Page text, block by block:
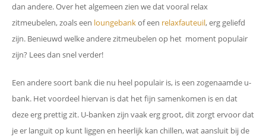
dan andere. Over het algemeen zien we dat vooral relax
zitmeubelen, zoals een loungebankof een relaxfauteuil, erg geliefd
zijn. Benieuwd welke andere zitmeubelen op het moment populair
zijn? Lees dan snel verder!
Een andere soort bank die nu heel populair is, is een zogenaamde u-
bank. Het voordeel hiervan is dat het fijn samenkomen is en dat
deze erg prettig zit. U-banken zijn vaak erg groot, dit zorgt ervoor dat
je er languit op kunt liggen en heerlijk kan chillen, wat aansluit bij de